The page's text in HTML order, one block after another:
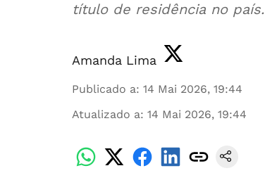
título de residência no país.
Amanda Lima
Publicado a: 14 Mai 2026, 19:44
Atualizado a: 14 Mai 2026, 19:44